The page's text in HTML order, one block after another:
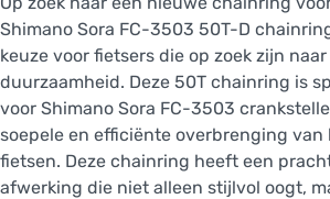
Shimano Sora FC-3503 50T-D
keuze voor fietsers die op zoek zijn
duurzaamheid. Deze 50T chainring is
voor Shimano Sora FC-3503
soepele en efficiënte overbrenging
fietsen. Deze chainring heeft een
afwerking die niet alleen stijlvol oogt,